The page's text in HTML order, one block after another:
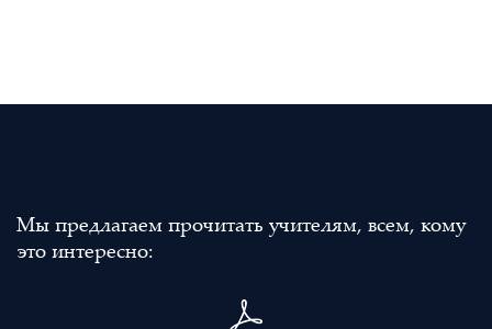
Мы предлагаем прочитать учителям, всем, кому
это интересно: